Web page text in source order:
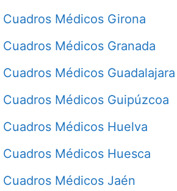
Cuadros Médicos Girona
Cuadros Médicos Granada
Cuadros Médicos Guadalajara
Cuadros Médicos Guipúzcoa
Cuadros Médicos Huelva
Cuadros Médicos Huesca
Cuadros Médicos Jaén